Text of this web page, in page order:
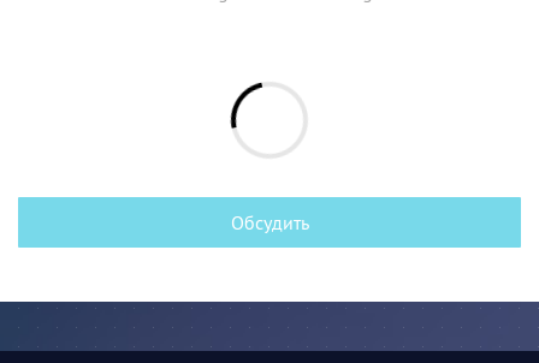
Обсудить